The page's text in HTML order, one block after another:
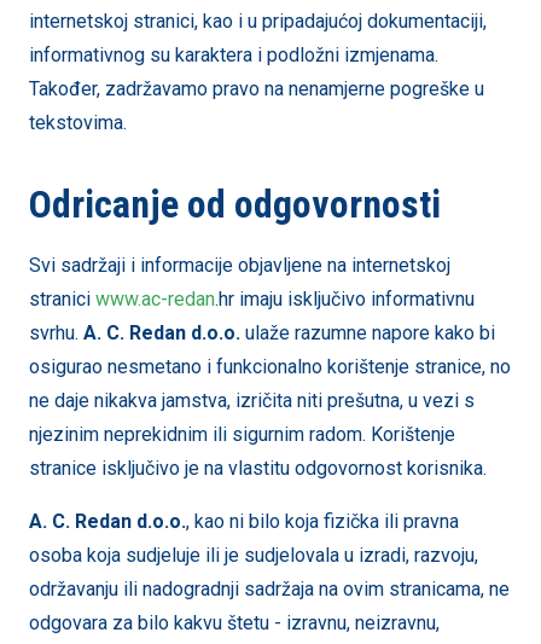
internetskoj stranici, kao i u pripadajućoj dokumentaciji,
informativnog su karaktera i podložni izmjenama.
Također, zadržavamo pravo na nenamjerne pogreške u
tekstovima.
Odricanje od odgovornosti
Svi sadržaji i informacije objavljene na internetskoj
stranici www.ac-redan.hr imaju isključivo informativnu
svrhu. A. C. Redan d.o.o. ulaže razumne napore kako bi
osigurao nesmetano i funkcionalno korištenje stranice, no
ne daje nikakva jamstva, izričita niti prešutna, u vezi s
njezinim neprekidnim ili sigurnim radom. Korištenje
stranice isključivo je na vlastitu odgovornost korisnika.
A. C. Redan d.o.o., kao ni bilo koja fizička ili pravna
osoba koja sudjeluje ili je sudjelovala u izradi, razvoju,
održavanju ili nadogradnji sadržaja na ovim stranicama, ne
odgovara za bilo kakvu štetu - izravnu, neizravnu,